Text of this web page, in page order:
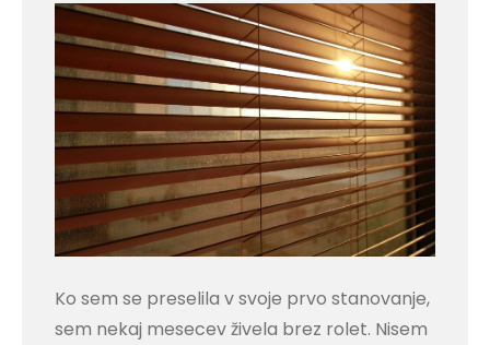
Ko sem se preselila v svoje prvo stanovanje,
sem nekaj mesecev živela brez rolet. Nisem